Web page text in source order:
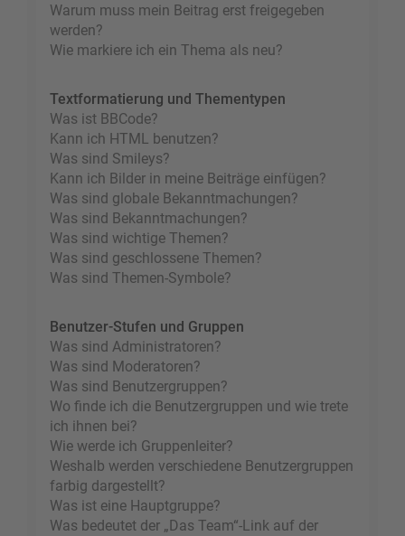
Warum muss mein Beitrag erst freigegeben
werden?
Wie markiere ich ein Thema als neu?
Textformatierung und Thementypen
Was ist BBCode?
Kann ich HTML benutzen?
Was sind Smileys?
Kann ich Bilder in meine Beiträge einfügen?
Was sind globale Bekanntmachungen?
Was sind Bekanntmachungen?
Was sind wichtige Themen?
Was sind geschlossene Themen?
Was sind Themen-Symbole?
Benutzer-Stufen und Gruppen
Was sind Administratoren?
Was sind Moderatoren?
Was sind Benutzergruppen?
Wo finde ich die Benutzergruppen und wie trete
ich ihnen bei?
Wie werde ich Gruppenleiter?
Weshalb werden verschiedene Benutzergruppen
farbig dargestellt?
Was ist eine Hauptgruppe?
Was bedeutet der „Das Team“-Link auf der